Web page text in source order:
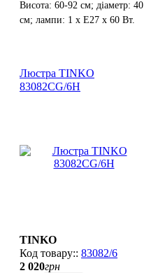
Висота: 60-92 см; діаметр: 40
см; лампи: 1 х Е27 х 60 Вт.
Люстра TINKO
83082CG/6H
TINKO
83082/6
2 020грн